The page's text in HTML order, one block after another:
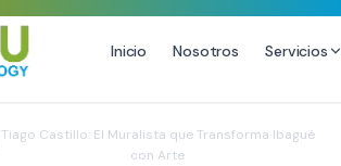
Inicio Nosotros Servicios
Tiago Castillo: El Muralista que Transforma Ibagué
con Arte